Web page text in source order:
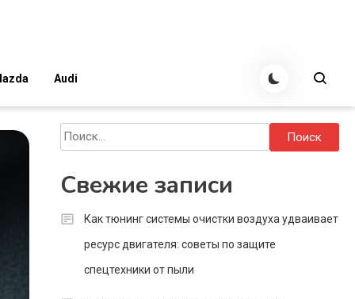
Audi
Найти:
Свежие записи
Как тюнинг системы очистки воздуха удваивает
ресурс двигателя: советы по защите
спецтехники от пыли